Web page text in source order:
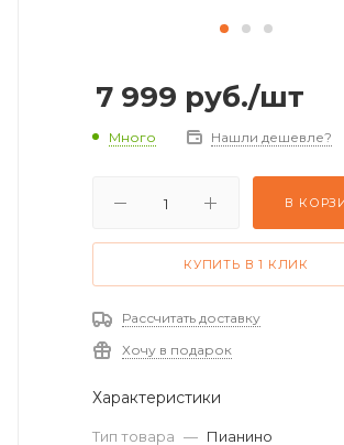
7 999 руб./шт
Много Нашли дешевле?
В
КУПИТЬ В 1 КЛИК
Рассчитать доставку
Хочу в подарок
Характеристики
Тип товара — Пианино